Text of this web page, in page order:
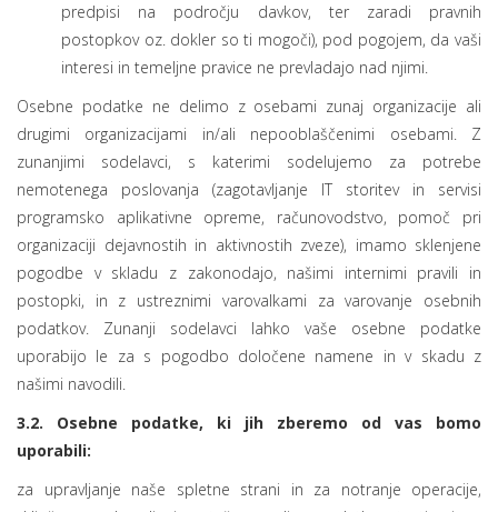
predpisi na področju davkov, ter zaradi pravnih
postopkov oz. dokler so ti mogoči), pod pogojem, da vaši
interesi in temeljne pravice ne prevladajo nad njimi.
Osebne podatke ne delimo z osebami zunaj organizacije ali
drugimi organizacijami in/ali nepooblaščenimi osebami. Z
zunanjimi sodelavci, s katerimi sodelujemo za potrebe
nemotenega poslovanja (zagotavljanje IT storitev in servisi
programsko aplikativne opreme, računovodstvo, pomoč pri
organizaciji dejavnostih in aktivnostih zveze), imamo sklenjene
pogodbe v skladu z zakonodajo, našimi internimi pravili in
postopki, in z ustreznimi varovalkami za varovanje osebnih
podatkov. Zunanji sodelavci lahko vaše osebne podatke
uporabijo le za s pogodbo določene namene in v skadu z
našimi navodili.
3.2. Osebne podatke, ki jih zberemo od vas bomo
uporabili:
za upravljanje naše spletne strani in za notranje operacije,